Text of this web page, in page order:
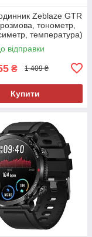
Zeblaze GTR
тонометр,
температура)
відправки
₴ 1 409 ₴
Купити